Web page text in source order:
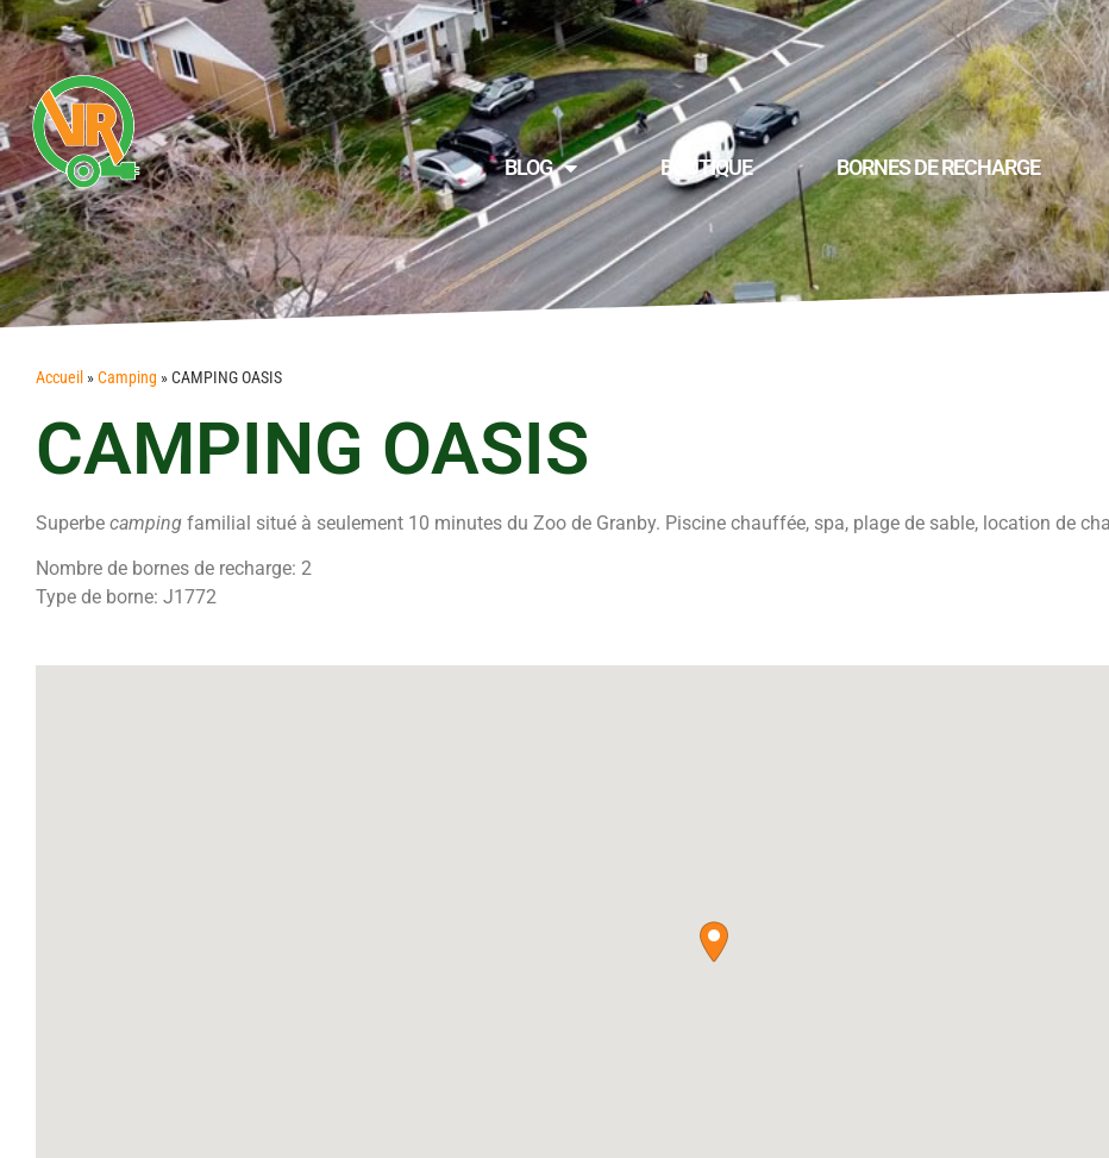
BLOG BOUTIQUE BORNES DE RECHARGE
Accueil »Camping »CAMPING OASIS
CAMPING OASIS
Superbe camping familial situé à seulement 10 minutes du Zoo de Granby. Piscine chauffée, spa, plage de sable, location de
Nombre de bornes de recharge: 2
Type de borne: J1772